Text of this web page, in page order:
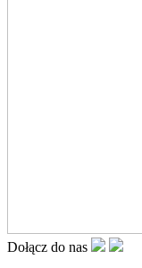
Dołącz do nas